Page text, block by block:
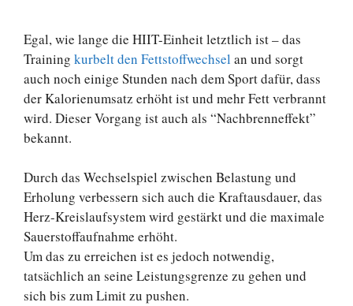
Egal, wie lange die HIIT-Einheit letztlich ist – das
Training kurbelt den Fettstoffwechsel an und sorgt
auch noch einige Stunden nach dem Sport dafür, dass
der Kalorienumsatz erhöht ist und mehr Fett verbrannt
wird. Dieser Vorgang ist auch als “Nachbrenneffekt”
bekannt.
Durch das Wechselspiel zwischen Belastung und
Erholung verbessern sich auch die Kraftausdauer, das
Herz-Kreislaufsystem wird gestärkt und die maximale
Sauerstoffaufnahme erhöht.
Um das zu erreichen ist es jedoch notwendig,
tatsächlich an seine Leistungsgrenze zu gehen und
sich bis zum Limit zu pushen.